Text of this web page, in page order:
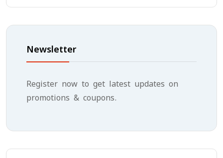
Newsletter
Register now to get latest updates on
promotions & coupons.